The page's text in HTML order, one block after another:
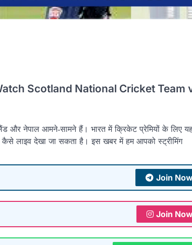
Scotland National Cricket Team
नेपाल आमने‑सामने हैं। भारत में क्रिकेट प्रेमियों के लिए
लाइव देखा जा सकता है। इस खबर में हम आपको स्ट्रीमिंग
Join
Join